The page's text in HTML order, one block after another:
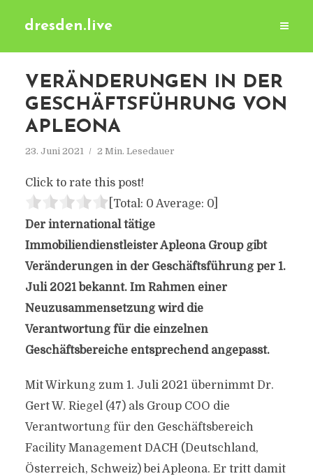
dresden.live
VERÄNDERUNGEN IN DER
GESCHÄFTSFÜHRUNG VON
APLEONA
23. Juni 2021 2 Min. Lesedauer
Click to rate this post!
[Total: 0 Average: 0]
Der international tätige
Immobiliendienstleister Apleona Group gibt
Veränderungen in der Geschäftsführung per 1.
Juli 2021 bekannt. Im Rahmen einer
Neuzusammensetzung wird die
Verantwortung für die einzelnen
Geschäftsbereiche entsprechend angepasst.
Mit Wirkung zum 1. Juli 2021 übernimmt Dr.
Gert W. Riegel (47) als Group COO die
Verantwortung für den Geschäftsbereich
Facility Management DACH (Deutschland,
Österreich, Schweiz) bei Apleona. Er tritt damit